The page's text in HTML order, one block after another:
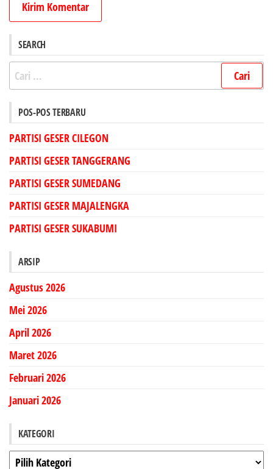
SEARCH
Cari
untuk:
POS-POS TERBARU
PARTISI GESER CILEGON
PARTISI GESER TANGGERANG
PARTISI GESER SUMEDANG
PARTISI GESER MAJALENGKA
PARTISI GESER SUKABUMI
ARSIP
Agustus 2026
Mei 2026
April 2026
Maret 2026
Februari 2026
Januari 2026
KATEGORI
Kategori